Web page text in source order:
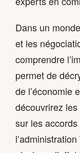
Dans un
et les
comprendre
permet de
de l’économie
découvrirez
sur les